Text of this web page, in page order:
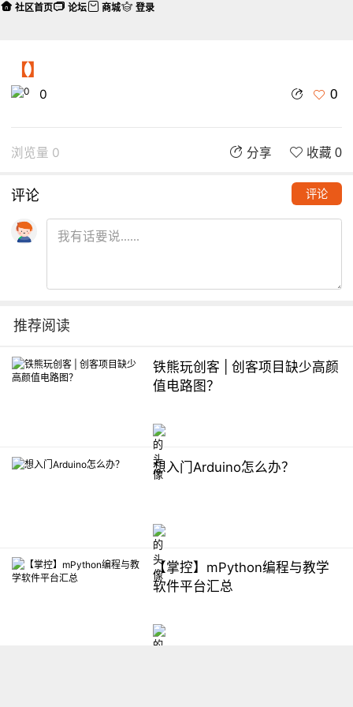
【】
0 0
浏览量 0 分享 收藏 0
评论 评论
推荐阅读
铁熊玩创客 | 创客项目缺少高颜
值电路图？
想入门Arduino怎么办？
【掌控】mPython编程与教学
软件平台汇总
社区首页 论坛 商城 登录